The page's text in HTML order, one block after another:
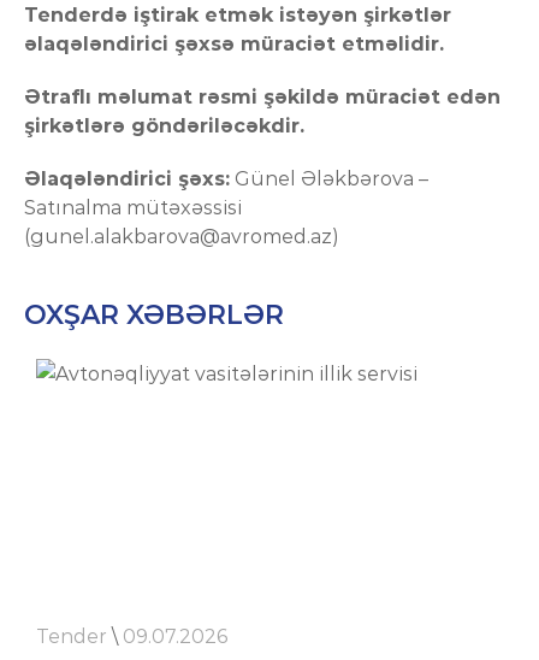
Tenderdə iştirak etmək istəyən şirkətlər
əlaqələndirici şəxsə müraciət etməlidir.
Ətraflı məlumat rəsmi şəkildə müraciət edən
şirkətlərə göndəriləcəkdir.
Əlaqələndirici şəxs: Günel Ələkbərova –
Satınalma mütəxəssisi
(gunel.alakbarova@avromed.az)
OXŞAR XƏBƏRLƏR
Tender\ 09.07.2026